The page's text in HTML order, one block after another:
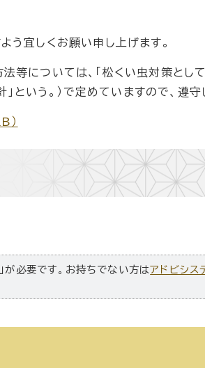
う宜しくお願い申し上げます。
等については、「松くい虫対策とし
いう。）で定めていますので、遵守
）
が必要です。お持ちでない方はアドビシス